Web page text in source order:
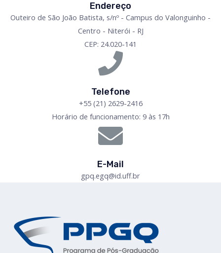
Endereço
Outeiro de São João Batista, s/nº - Campus do Valonguinho -
Centro - Niterói - RJ
CEP: 24.020-141
Telefone
+55 (21) 2629-2416
Horário de funcionamento: 9 às 17h
E-Mail
gpq.egq@id.uff.br